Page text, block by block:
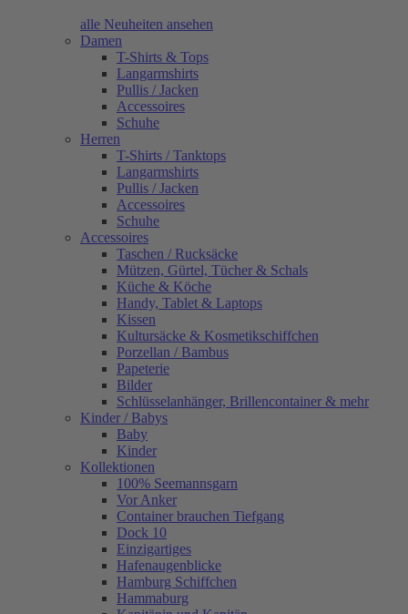
alle Neuheiten ansehen
Damen
T-Shirts & Tops
Langarmshirts
Pullis / Jacken
Accessoires
Schuhe
Herren
T-Shirts / Tanktops
Langarmshirts
Pullis / Jacken
Accessoires
Schuhe
Accessoires
Taschen / Rucksäcke
Mützen, Gürtel, Tücher & Schals
Küche & Köche
Handy, Tablet & Laptops
Kissen
Kultursäcke & Kosmetikschiffchen
Porzellan / Bambus
Papeterie
Bilder
Schlüsselanhänger, Brillencontainer & mehr
Kinder / Babys
Baby
Kinder
Kollektionen
100% Seemannsgarn
Vor Anker
Container brauchen Tiefgang
Dock 10
Einzigartiges
Hafenaugen­blicke
Hamburg Schiffchen
Hammaburg